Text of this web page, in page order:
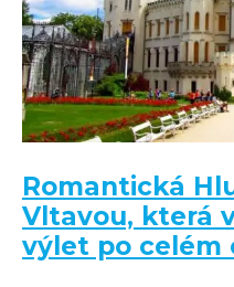
Romantická
Vltavou, která
výlet po celém